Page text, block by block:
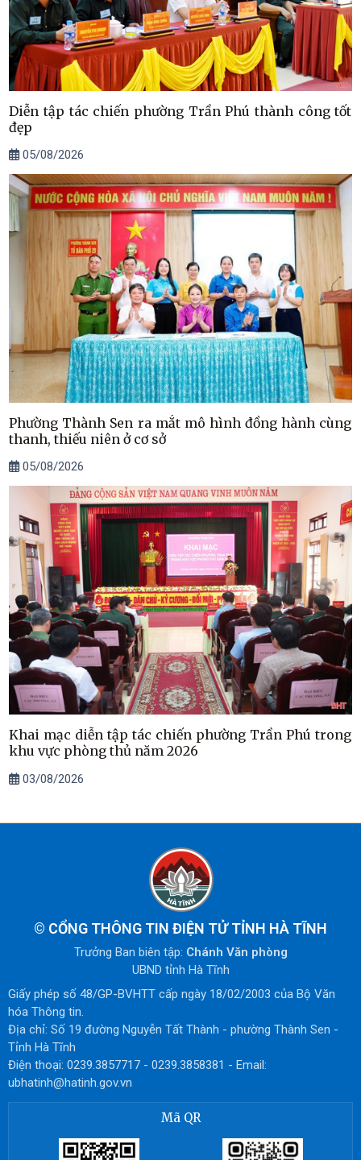
Diễn tập tác chiến phường Trần Phú thành công tốt
đẹp
05/08/2026
Phường Thành Sen ra mắt mô hình đồng hành cùng
thanh, thiếu niên ở cơ sở
05/08/2026
Khai mạc diễn tập tác chiến phường Trần Phú trong
khu vực phòng thủ năm 2026
03/08/2026
© CỔNG THÔNG TIN ĐIỆN TỬ TỈNH HÀ TĨNH
Trưởng Ban biên tập: Chánh Văn phòng
UBND tỉnh Hà Tĩnh
Giấy phép số 48/GP-BVHTT cấp ngày 18/02/2003 của Bộ Văn
hóa Thông tin.
Địa chỉ: Số 19 đường Nguyễn Tất Thành - phường Thành Sen -
Tỉnh Hà Tĩnh
Điện thoại: 0239.3857717 - 0239.3858381 - Email:
ubhatinh@hatinh.gov.vn
Mã QR